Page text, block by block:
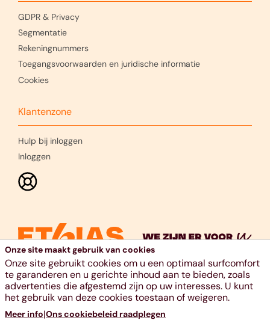
GDPR & Privacy
Segmentatie
Rekeningnummers
Toegangsvoorwaarden en juridische informatie
Cookies
Klantenzone
Hulp bij inloggen
Inloggen
Ethias nv, voie Gisèle Halimi 10, 4000 Luik - RPR Luik - BTW
BE 0404.484.654 - 011 28 21 11 - www.ethias.be -
Onze site maakt gebruik van cookies
Onze site gebruikt cookies om u een optimaal surfcomfort
te garanderen en u gerichte inhoud aan te bieden, zoals
advertenties die afgestemd zijn op uw interesses. U kunt
het gebruik van deze cookies toestaan of weigeren.
Meer info|Ons cookiebeleid raadplegen